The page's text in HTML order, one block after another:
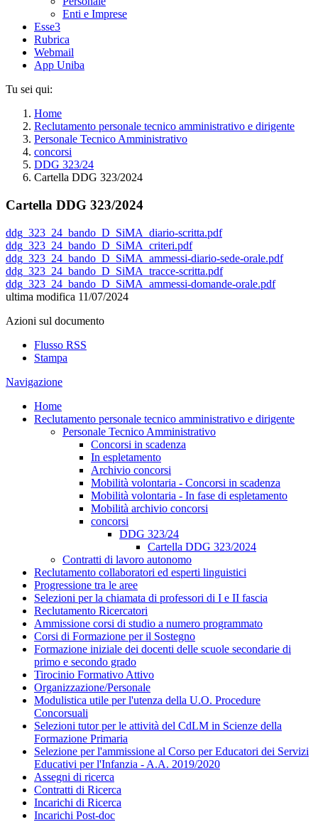
Enti e Imprese
Esse3
Rubrica
Webmail
App Uniba
Tu sei qui:
Home
Reclutamento personale tecnico amministrativo e dirigente
Personale Tecnico Amministrativo
concorsi
DDG 323/24
Cartella DDG 323/2024
Cartella DDG 323/2024
ddg_323_24_bando_D_SiMA_diario-scritta.pdf
ddg_323_24_bando_D_SiMA_criteri.pdf
ddg_323_24_bando_D_SiMA_ammessi-diario-sede-orale.pdf
ddg_323_24_bando_D_SiMA_tracce-scritta.pdf
ddg_323_24_bando_D_SiMA_ammessi-domande-orale.pdf
ultima modifica 11/07/2024
Azioni sul documento
Flusso RSS
Stampa
Navigazione
Home
Reclutamento personale tecnico amministrativo e dirigente
Personale Tecnico Amministrativo
Concorsi in scadenza
In espletamento
Archivio concorsi
Mobilità volontaria - Concorsi in scadenza
Mobilità volontaria - In fase di espletamento
Mobilità archivio concorsi
concorsi
DDG 323/24
Cartella DDG 323/2024
Contratti di lavoro autonomo
Reclutamento collaboratori ed esperti linguistici
Progressione tra le aree
Selezioni per la chiamata di professori di I e II fascia
Reclutamento Ricercatori
Ammissione corsi di studio a numero programmato
Corsi di Formazione per il Sostegno
Formazione iniziale dei docenti delle scuole secondarie di
primo e secondo grado
Tirocinio Formativo Attivo
Organizzazione/Personale
Modulistica utile per l'utenza della U.O. Procedure
Concorsuali
Selezioni tutor per le attività del CdLM in Scienze della
Formazione Primaria
Selezione per l'ammissione al Corso per Educatori dei Servizi
Educativi per l'Infanzia - A.A. 2019/2020
Assegni di ricerca
Contratti di Ricerca
Incarichi di Ricerca
Incarichi Post-doc